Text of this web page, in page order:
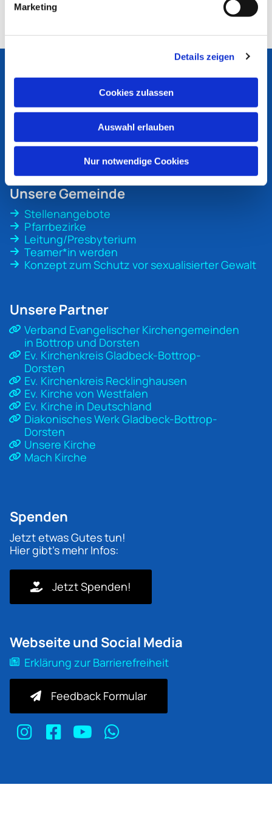
Marketing
Details zeigen
Cookies zulassen
Auswahl erlauben
Nur notwendige Cookies
Ev. KirchengemeindeBottrop
An der Martinskirche 1
46236 Bottrop
ev-kirche-bottrop@ekvw.de
02041 31 70 20
Unsere Gemeinde
Stellenangebote
Pfarrbezirke
Leitung/Presbyterium
Teamer*in werden
Konzept zum Schutz vor sexualisierter Gewalt
Unsere Partner
Verband Evangelischer Kirchengemeinden
in Bottrop und Dorsten
Ev. Kirchenkreis Gladbeck-Bottrop-
Dorsten
Ev. Kirchenkreis Recklinghausen
Ev. Kirche von Westfalen
Ev. Kirche in Deutschland
Diakonisches Werk Gladbeck-Bottrop-
Dorsten
Unsere Kirche
Mach Kirche
Spenden
Jetzt etwas Gutes tun!
Hier gibt's mehr Infos:
Jetzt Spenden!
Webseite und Social Media
Erklärung zur Barrierefreiheit
Feedback Formular